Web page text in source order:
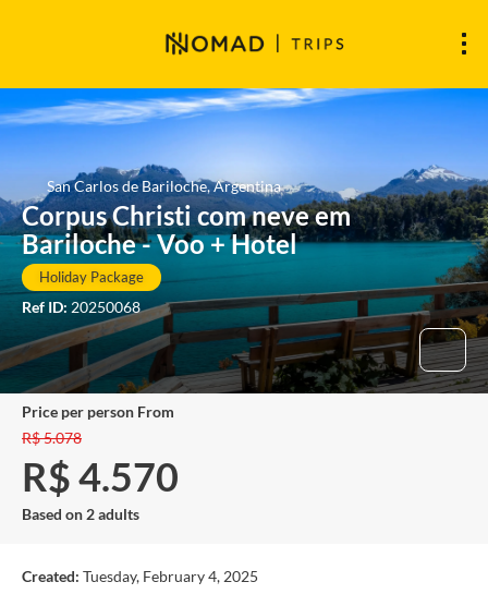
San Carlos de Bariloche, Argentina
Corpus Christi com neve em
Bariloche - Voo + Hotel
Holiday Package
Ref ID: 20250068
price per person From
R$ 5.078
R$ 4.570
Based on 2 adults
Created: Tuesday, February 4, 2025